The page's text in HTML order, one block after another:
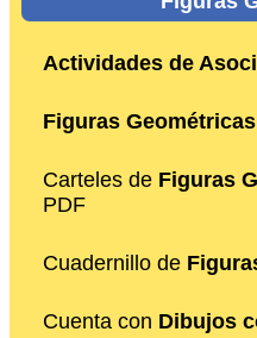
Actividades de
Figuras Geométricas
Carteles de Figuras
PDF
Cuadernillo de
Cuenta con Dibujos